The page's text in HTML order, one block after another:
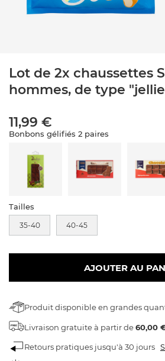
Lot de 2x chaussettes
hommes, de type
11,99 €
Bonbons gélifiés 2 paires
Tailles
35-40 40-45
AJOUTER AU
Produit disponible en grandes
Livraison gratuiteà partir de60,00
Retours pratiques jusqu'à 30 jours